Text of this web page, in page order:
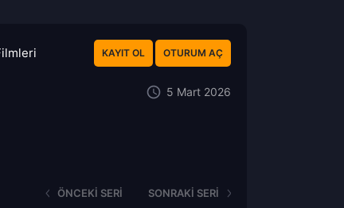
KAYIT OL OTURUM AÇ
5 Mart 2026
ÖNCEKI SERI SONRAKI SERI